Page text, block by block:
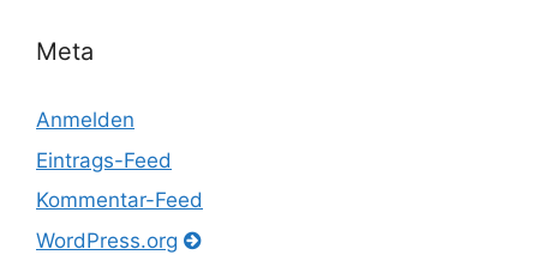
Meta
Anmelden
Eintrags-Feed
Kommentar-Feed
WordPress.org